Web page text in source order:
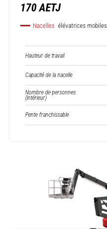
170 AETJ
Nacelles élévatrices mobiles
Hauteur de travail
Capacité de la nacelle
Nombre de personnes
(intérieur)
Pente franchissable